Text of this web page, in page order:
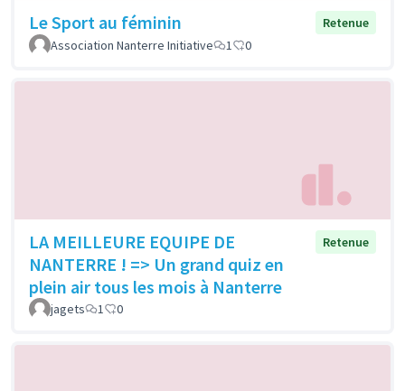
Le Sport au féminin
Retenue
Association Nanterre Initiative
1 0
LA MEILLEURE EQUIPE DE
NANTERRE ! => Un grand quiz en
plein air tous les mois à Nanterre
Retenue
jagets 1 0